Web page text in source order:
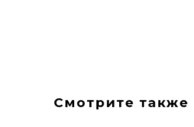
Смотрите также